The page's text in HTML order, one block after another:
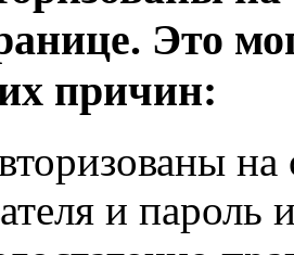
Это
причин:
на
и пароль